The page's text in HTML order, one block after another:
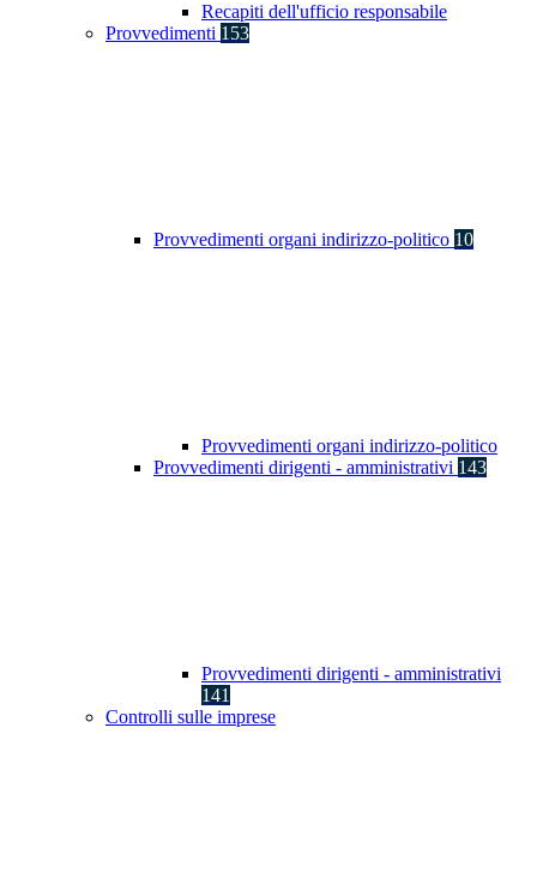
Recapiti dell'ufficio responsabile
Provvedimenti 153
Provvedimenti organi indirizzo-politico 10
Provvedimenti organi indirizzo-politico
Provvedimenti dirigenti - amministrativi 143
Provvedimenti dirigenti - amministrativi
141
Controlli sulle imprese